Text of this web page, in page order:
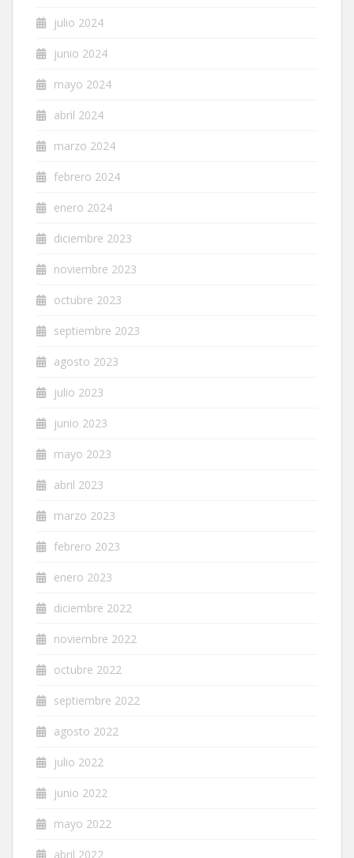
julio 2024
junio 2024
mayo 2024
abril 2024
marzo 2024
febrero 2024
enero 2024
diciembre 2023
noviembre 2023
octubre 2023
septiembre 2023
agosto 2023
julio 2023
junio 2023
mayo 2023
abril 2023
marzo 2023
febrero 2023
enero 2023
diciembre 2022
noviembre 2022
octubre 2022
septiembre 2022
agosto 2022
julio 2022
junio 2022
mayo 2022
abril 2022